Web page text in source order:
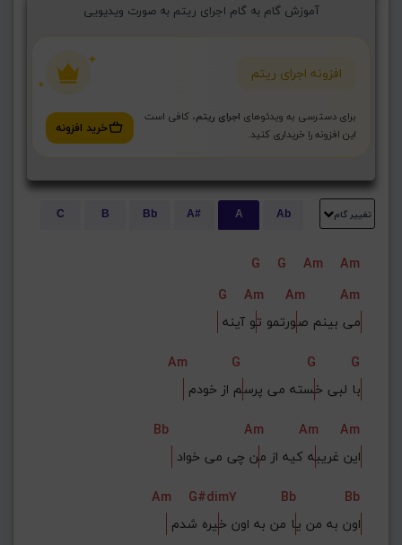
آموزش گام به گام اجرای ریتم به صورت ویدیویی
افزونه اجرای ریتم
برای دسترسی به ویدئوهای اجرای ریتم، کافی است
این افزونه را خریداری کنید.
خرید افزونه
تغییر گام Ab
A
A#
Bb
B
C
ذخیره گام
G G Am
Am
G
Am Am
Am
می بینم صورتمو تو آینه
Am
G G
G
با لبی خسته می پرسم از خودم
Bb
Am Am
Am
این غریبه کیه از من چی می خواد
Am
G#dim7 Bb
Bb
اون به من یا من به اون خیره شدم